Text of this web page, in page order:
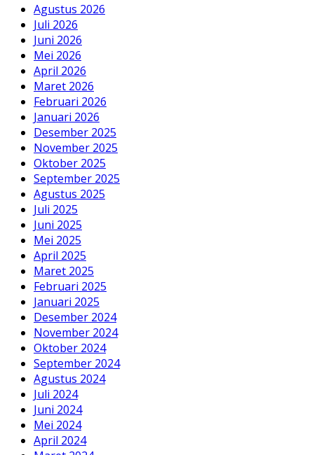
Agustus 2026
Juli 2026
Juni 2026
Mei 2026
April 2026
Maret 2026
Februari 2026
Januari 2026
Desember 2025
November 2025
Oktober 2025
September 2025
Agustus 2025
Juli 2025
Juni 2025
Mei 2025
April 2025
Maret 2025
Februari 2025
Januari 2025
Desember 2024
November 2024
Oktober 2024
September 2024
Agustus 2024
Juli 2024
Juni 2024
Mei 2024
April 2024